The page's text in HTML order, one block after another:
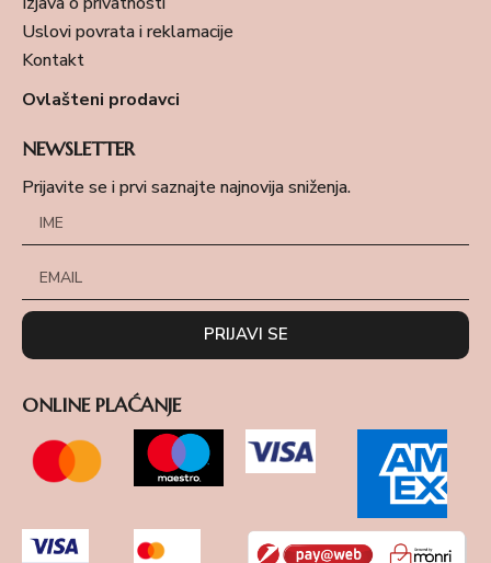
Uslovi povrata i reklamacije
Kontakt
Ovlašteni prodavci
NEWSLETTER
Prijavite se i prvi saznajte najnovija sniženja.
PRIJAVI SE
ONLINE PLAĆANJE